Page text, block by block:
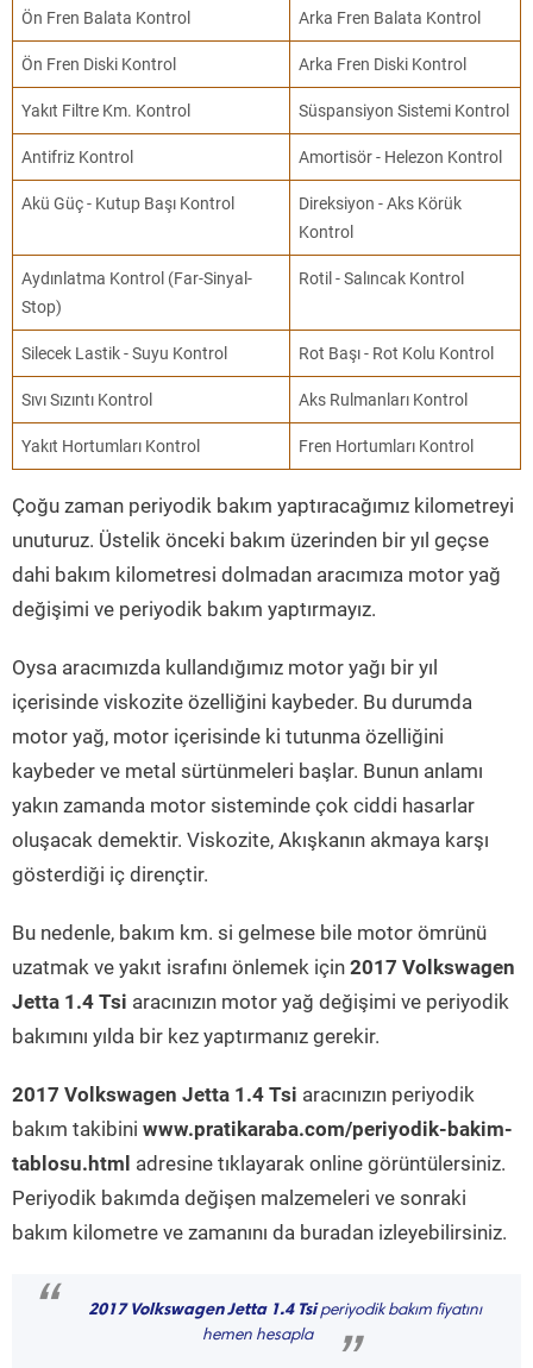
Ön Fren Balata Kontrol Arka Fren Balata Kontrol
Ön Fren Diski Kontrol Arka Fren Diski Kontrol
Yakıt Filtre Km. Kontrol Süspansiyon Sistemi Kontrol
Antifriz Kontrol Amortisör - Helezon Kontrol
Akü Güç - Kutup Başı Kontrol
Direksiyon - Aks Körük
Kontrol
Aydınlatma Kontrol (Far-Sinyal-
Stop)
Rotil - Salıncak Kontrol
Silecek Lastik - Suyu Kontrol Rot Başı - Rot Kolu Kontrol
Sıvı Sızıntı Kontrol Aks Rulmanları Kontrol
Yakıt Hortumları Kontrol Fren Hortumları Kontrol
Çoğu zaman periyodik bakım yaptıracağımız kilometreyi
unuturuz. Üstelik önceki bakım üzerinden bir yıl geçse
dahi bakım kilometresi dolmadan aracımıza motor yağ
değişimi ve periyodik bakım yaptırmayız.
Oysa aracımızda kullandığımız motor yağı bir yıl
içerisinde viskozite özelliğini kaybeder. Bu durumda
motor yağ, motor içerisinde ki tutunma özelliğini
kaybeder ve metal sürtünmeleri başlar. Bunun anlamı
yakın zamanda motor sisteminde çok ciddi hasarlar
oluşacak demektir. Viskozite, Akışkanın akmaya karşı
gösterdiği iç dirençtir.
Bu nedenle, bakım km. si gelmese bile motor ömrünü
uzatmak ve yakıt israfını önlemek için 2017 Volkswagen
Jetta 1.4 Tsi aracınızın motor yağ değişimi ve periyodik
bakımını yılda bir kez yaptırmanız gerekir.
2017 Volkswagen Jetta 1.4 Tsi aracınızın periyodik
bakım takibini www.pratikaraba.com/periyodik-bakim-
tablosu.html adresine tıklayarak online görüntülersiniz.
Periyodik bakımda değişen malzemeleri ve sonraki
bakım kilometre ve zamanını da buradan izleyebilirsiniz.
“ 2017 Volkswagen Jetta 1.4 Tsiperiyodik bakım fiyatını
hemen hesapla